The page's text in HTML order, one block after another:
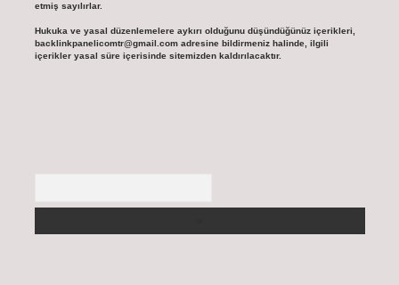
etmiş sayılırlar.
Hukuka ve yasal düzenlemelere aykırı olduğunu düşündüğünüz içerikleri,
backlinkpanelicomtr@gmail.comadresine bildirmeniz halinde, ilgili
içerikler yasal süre içerisinde sitemizden kaldırılacaktır.